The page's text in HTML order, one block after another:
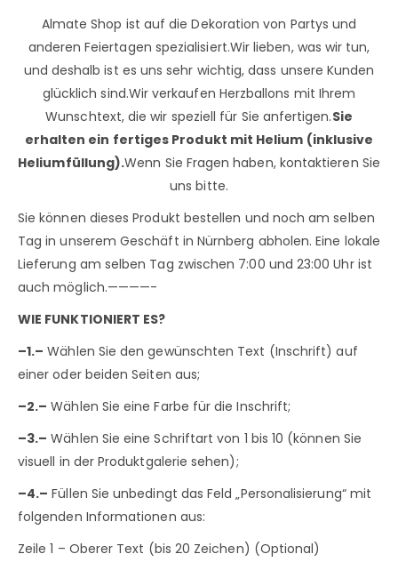
Almate Shop ist auf die Dekoration von Partys und
anderen Feiertagen spezialisiert.Wir lieben, was wir tun,
und deshalb ist es uns sehr wichtig, dass unsere Kunden
glücklich sind.Wir verkaufen Herzballons mit Ihrem
Wunschtext, die wir speziell für Sie anfertigen.Sie
erhalten ein fertiges Produkt mit Helium (inklusive
Heliumfüllung).Wenn Sie Fragen haben, kontaktieren Sie
uns bitte.
Sie können dieses Produkt bestellen und noch am selben
Tag in unserem Geschäft in Nürnberg abholen. Eine lokale
Lieferung am selben Tag zwischen 7:00 und 23:00 Uhr ist
auch möglich.————-
WIE FUNKTIONIERT ES?
–1.– Wählen Sie den gewünschten Text (Inschrift) auf
einer oder beiden Seiten aus;
–2.– Wählen Sie eine Farbe für die Inschrift;
–3.– Wählen Sie eine Schriftart von 1 bis 10 (können Sie
visuell in der Produktgalerie sehen);
–4.– Füllen Sie unbedingt das Feld „Personalisierung“ mit
folgenden Informationen aus:
Zeile 1 – Oberer Text (bis 20 Zeichen) (Optional)